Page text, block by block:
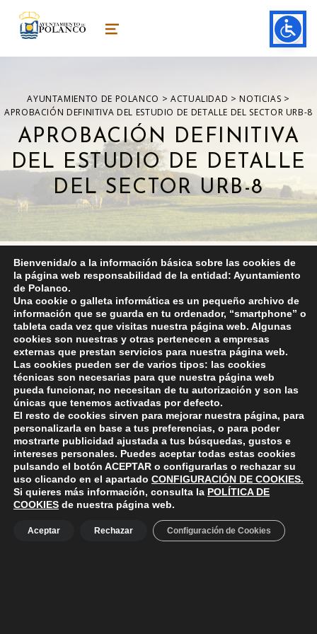
ayuntamiento de polanco
AYUNTAMIENTO DE POLANCO MENU
AYUNTAMIENTO DE POLANCO > ACTUALIDAD > NOTICIAS >
APROBACIÓN DEFINITIVA DEL ESTUDIO DE DETALLE DEL SECTOR URB-8
APROBACIÓN DEFINITIVA
DEL ESTUDIO DE DETALLE
DEL SECTOR URB-8
Estudio de detalle Sector URB-8
Skip back to main navigation
ayuntamiento de polanco
AYUNTAMIENTO DE POLANCO
Ayuntamiento de Polanco. La iglesia R-29 39313 Polanco
+34 942 82 42 00
+34 942 82 49 75
Bienvenida/o a la información básica sobre las cookies de
la página web responsabilidad de la entidad: Ayuntamiento
de Polanco.
Una cookie o galleta informática es un pequeño archivo de
información que se guarda en tu ordenador, “smartphone” o
tableta cada vez que visitas nuestra página web. Algunas
cookies son nuestras y otras pertenecen a empresas
externas que prestan servicios para nuestra página web.
Las cookies pueden ser de varios tipos: las cookies
técnicas son necesarias para que nuestra página web
pueda funcionar, no necesitan de tu autorización y son las
únicas que tenemos activadas por defecto.
El resto de cookies sirven para mejorar nuestra página, para
personalizarla en base a tus preferencias, o para poder
mostrarte publicidad ajustada a tus búsquedas, gustos e
intereses personales. Puedes aceptar todas estas cookies
pulsando el botón ACEPTAR o configurarlas o rechazar su
uso clicando en el apartado CONFIGURACIÓN DE COOKIES.
Si quieres más información, consulta la POLÍTICA DE
COOKIES de nuestra página web.
Aceptar Rechazar Configuración de Cookies